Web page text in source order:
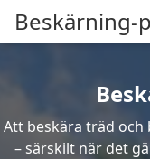
Beskärning-
Att beskära träd och
– särskilt när det